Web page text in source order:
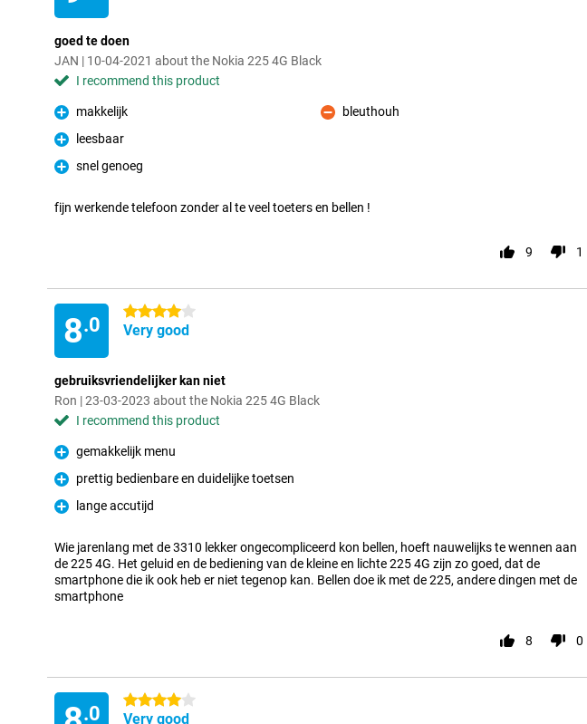
goed te doen
JAN | 10-04-2021 about the Nokia 225 4G Black
I recommend this product
Pro
makkelijk
Pro
leesbaar
Pro
snel genoeg
Con
bleuthouh
fijn werkende telefoon zonder al te veel toeters en bellen !
9 1
8.0
4 stars
Very good
gebruiksvriendelijker kan niet
Ron | 23-03-2023 about the Nokia 225 4G Black
I recommend this product
Pro
gemakkelijk menu
Pro
prettig bedienbare en duidelijke toetsen
Pro
lange accutijd
Wie jarenlang met de 3310 lekker ongecompliceerd kon bellen, hoeft nauwelijks te wennen aan
de 225 4G. Het geluid en de bediening van de kleine en lichte 225 4G zijn zo goed, dat de
smartphone die ik ook heb er niet tegenop kan. Bellen doe ik met de 225, andere dingen met de
smartphone
8 0
.0
4 stars
Very good